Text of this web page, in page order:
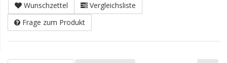
Wunschzettel
Vergleichsliste
Frage zum Produkt